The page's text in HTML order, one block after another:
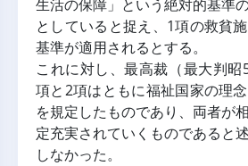
生活の保障」という絶対的基準
としていると捉え、1項の救貧
基準が適用されるとする。
これに対し、最高裁（最大判昭
項と2項はともに福祉国家の理
を規定したものであり、両者が
定充実されていくものであると
しなかった。